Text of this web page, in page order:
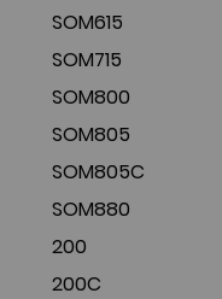
SOM615
SOM715
SOM800
SOM805
SOM805C
SOM880
200
200C